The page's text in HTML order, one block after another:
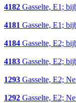
4182 Gasselte, E1;
4181 Gasselte, E1;
4184 Gasselte, E2;
4183 Gasselte, E2;
1293 Gasselte, E2;
1292 Gasselte, E2;